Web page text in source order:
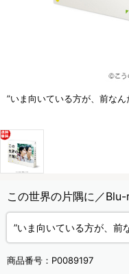
”いま向いている方が、前な
この世界の片隅に／Blu-
”いま向いている方が、前
商品番号： P0089197